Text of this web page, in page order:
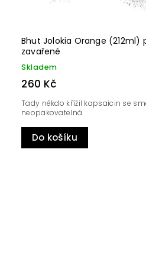
Bhut Jolokia Orange (212ml)
zavařené
Skladem
260 Kč
Do košíku
Tady někdo křížil kapsaicin se
neopakovatelná